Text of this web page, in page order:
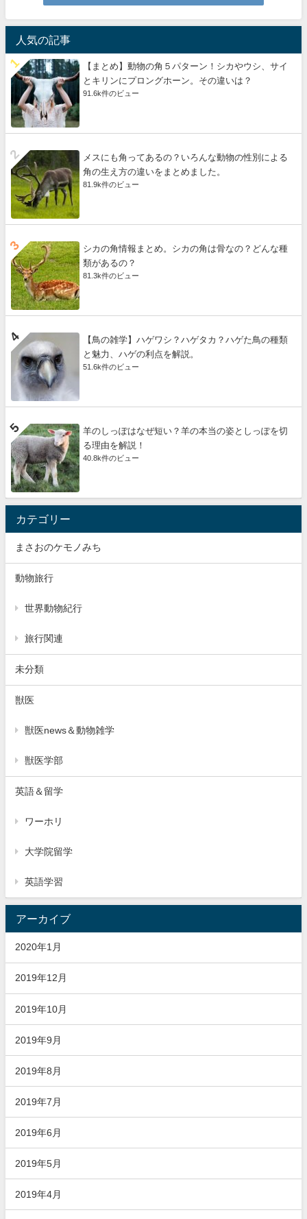
人気の記事
【まとめ】動物の角５パターン！シカやウシ、サイ
とキリンにプロングホーン。その違いは？
91.6k件のビュー
メスにも角ってあるの？いろんな動物の性別による
角の生え方の違いをまとめました。
81.9k件のビュー
シカの角情報まとめ。シカの角は骨なの？どんな種
類があるの？
81.3k件のビュー
【鳥の雑学】ハゲワシ？ハゲタカ？ハゲた鳥の種類
と魅力、ハゲの利点を解説。
51.6k件のビュー
羊のしっぽはなぜ短い？羊の本当の姿としっぽを切
る理由を解説！
40.8k件のビュー
カテゴリー
まさおのケモノみち
動物旅行
世界動物紀行
旅行関連
未分類
獣医
獣医news＆動物雑学
獣医学部
英語＆留学
ワーホリ
大学院留学
英語学習
アーカイブ
2020年1月
2019年12月
2019年10月
2019年9月
2019年8月
2019年7月
2019年6月
2019年5月
2019年4月